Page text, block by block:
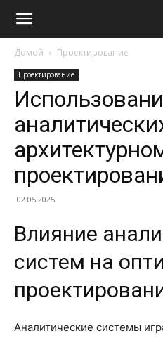
Домой Проектирование
Проектирование
02.05.2025
Влияние
систем на
Аналитические системы